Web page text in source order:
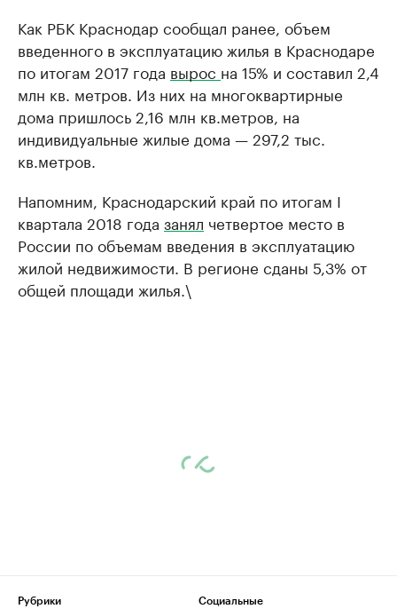
Как РБК Краснодар сообщал ранее, объем
введенного в эксплуатацию жилья в Краснодаре
по итогам 2017 года вырос на 15% и составил 2,4
млн кв. метров. Из них на многоквартирные
дома пришлось 2,16 млн кв.метров, на
индивидуальные жилые дома — 297,2 тыс.
кв.метров.
Напомним, Краснодарский край по итогам I
квартала 2018 года занял четвертое место в
России по объемам введения в эксплуатацию
жилой недвижимости. В регионе сданы 5,3% от
общей площади жилья.\
Рубрики
Социальные